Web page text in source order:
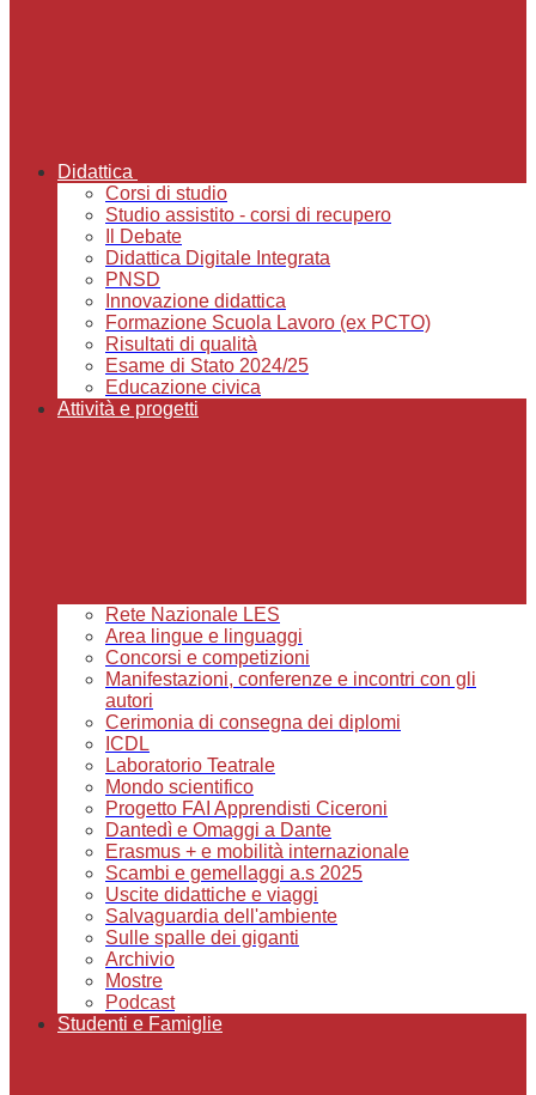
Didattica
Corsi di studio
Studio assistito - corsi di recupero
Il Debate
Didattica Digitale Integrata
PNSD
Innovazione didattica
Formazione Scuola Lavoro (ex PCTO)
Risultati di qualità
Esame di Stato 2024/25
Educazione civica
Attività e progetti
Rete Nazionale LES
Area lingue e linguaggi
Concorsi e competizioni
Manifestazioni, conferenze e incontri con gli
autori
Cerimonia di consegna dei diplomi
ICDL
Laboratorio Teatrale
Mondo scientifico
Progetto FAI Apprendisti Ciceroni
Dantedì e Omaggi a Dante
Erasmus + e mobilità internazionale
Scambi e gemellaggi a.s 2025
Uscite didattiche e viaggi
Salvaguardia dell'ambiente
Sulle spalle dei giganti
Archivio
Mostre
Podcast
Studenti e Famiglie